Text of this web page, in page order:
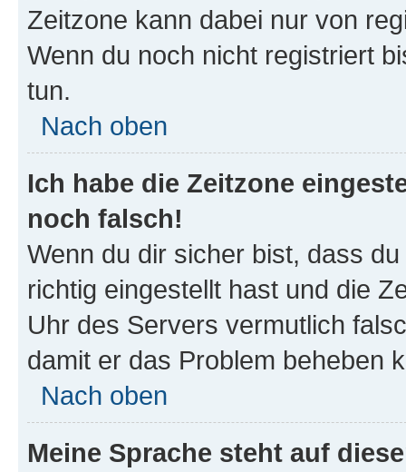
Zeitzone kann dabei nur von
Wenn du noch nicht registriert
tun.
Nach oben
Ich habe die Zeitzone
noch falsch!
Wenn du dir sicher bist, dass
richtig eingestellt hast und die
Uhr des Servers vermutlich
damit er das Problem beheben
Nach oben
Meine Sprache steht auf